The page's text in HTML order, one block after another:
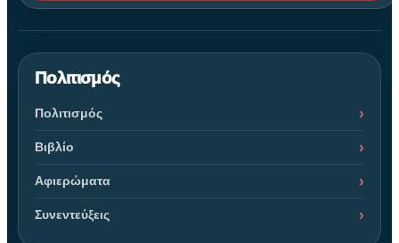
Πολιτισμός
Πολιτισμός
Βιβλίο
Αφιερώματα
Συνεντεύξεις